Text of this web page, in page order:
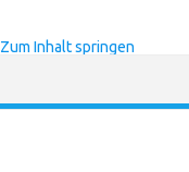
Zum Inhalt springen